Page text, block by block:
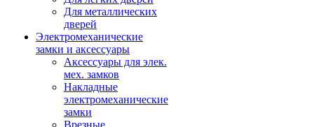
Для металлических
дверей
Электромеханические
замки и аксессуары
Аксессуары для элек.
мех. замков
Накладные
электромеханические
замки
Врезные